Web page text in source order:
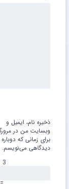
ذخیره نام، ایمیل و
وبسایت من در
برای زمانی که دوباره
دیدگاهی می‌نویسم.
3
=